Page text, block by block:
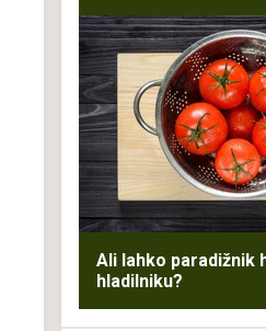
Ali lahko paradižnik
hladilniku?